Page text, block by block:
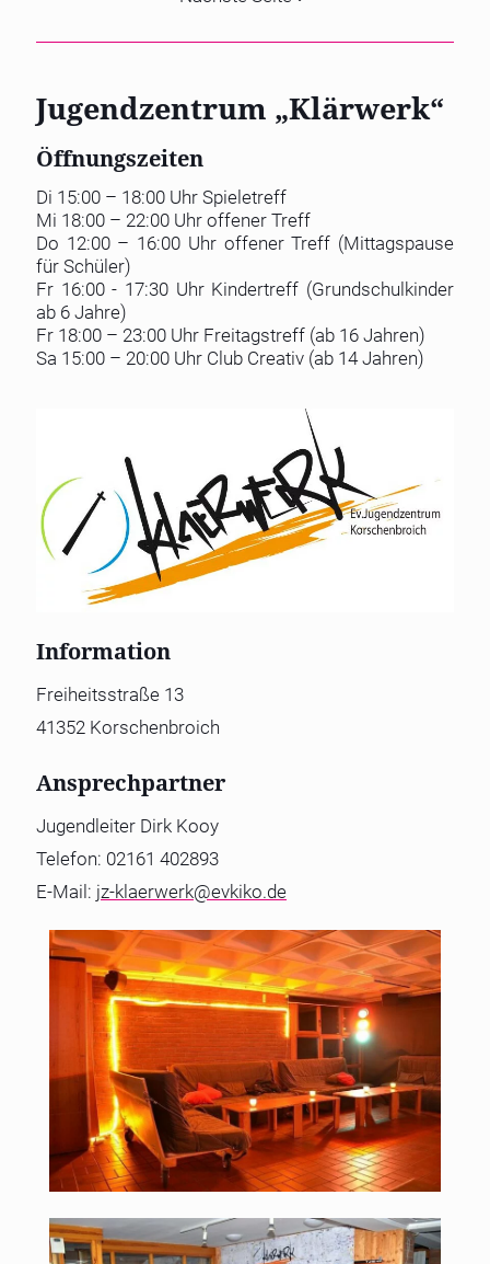
Jugendzentrum „Klärwerk“
Öffnungszeiten
Di 15:00 – 18:00 Uhr Spieletreff
Mi 18:00 – 22:00 Uhr offener Treff
Do 12:00 – 16:00 Uhr offener Treff (Mittagspause
für Schüler)
Fr 16:00 - 17:30 Uhr Kindertreff (Grundschulkinder
ab 6 Jahre)
Fr 18:00 – 23:00 Uhr Freitagstreff (ab 16 Jahren)
Sa 15:00 – 20:00 Uhr Club Creativ (ab 14 Jahren)
Information
Freiheitsstraße 13
41352 Korschenbroich
Ansprechpartner
Jugendleiter Dirk Kooy
Telefon: 02161 402893
E-Mail: jz-klaerwerk@evkiko.de